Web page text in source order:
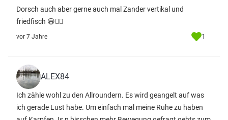
Dorsch auch aber gerne auch mal Zander vertikal und
friedfisch 😃👍🏼
vor 7 Jahre 1
ALEX84
Ich zähle wohl zu den Allroundern. Es wird geangelt auf was
ich gerade Lust habe. Um einfach mal meine Ruhe zu haben